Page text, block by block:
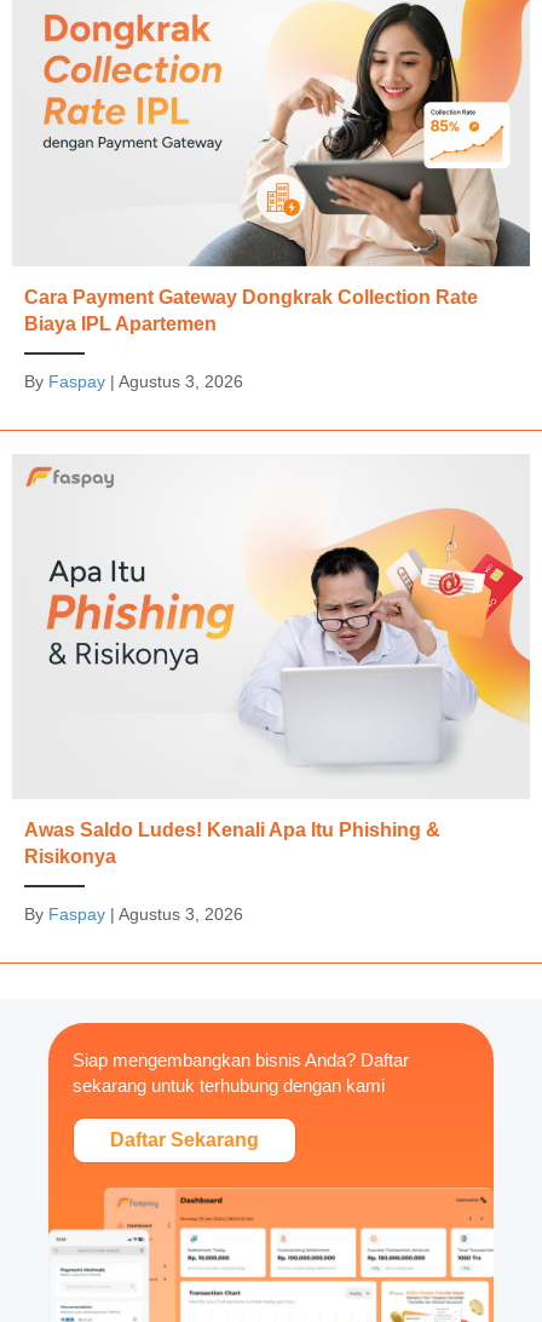
Cara Payment Gateway Dongkrak Collection Rate
Biaya IPL Apartemen
By Faspay | Agustus 3, 2026
Awas Saldo Ludes! Kenali Apa Itu Phishing &
Risikonya
By Faspay | Agustus 3, 2026
Siap mengembangkan bisnis Anda? Daftar
sekarang untuk terhubung dengan kami
Daftar Sekarang